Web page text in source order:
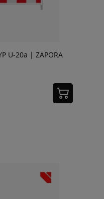
U-20a | ZAPORA